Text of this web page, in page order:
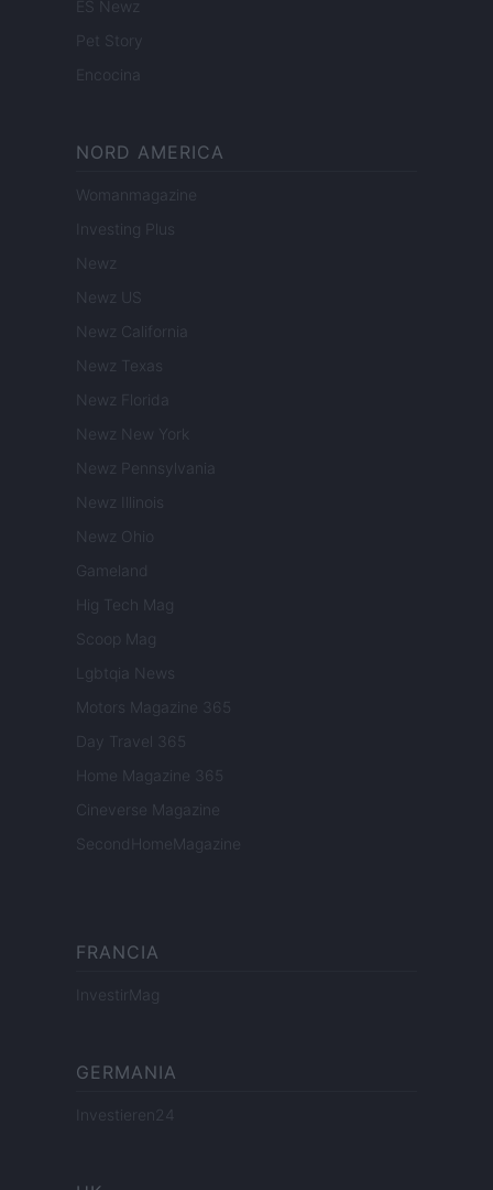
ES Newz
Pet Story
Encocina
NORD AMERICA
Womanmagazine
Investing Plus
Newz
Newz US
Newz California
Newz Texas
Newz Florida
Newz New York
Newz Pennsylvania
Newz Illinois
Newz Ohio
Gameland
Hig Tech Mag
Scoop Mag
Lgbtqia News
Motors Magazine 365
Day Travel 365
Home Magazine 365
Cineverse Magazine
SecondHomeMagazine
FRANCIA
InvestirMag
GERMANIA
Investieren24